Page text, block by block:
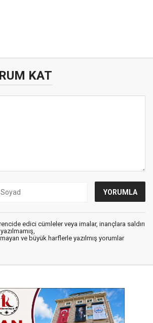
KAT
edici cümleler veya imalar, inançlara saldırı
ve büyük harflerle yazılmış yorumlar